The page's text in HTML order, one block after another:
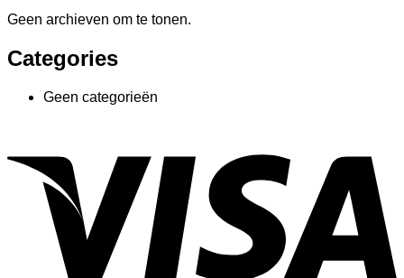
Geen archieven om te tonen.
Categories
Geen categorieën